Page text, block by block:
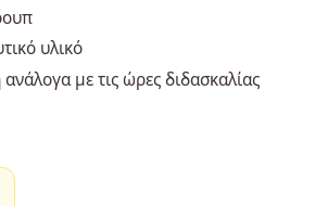
υλικό
με τις ώρες διδασκαλίας